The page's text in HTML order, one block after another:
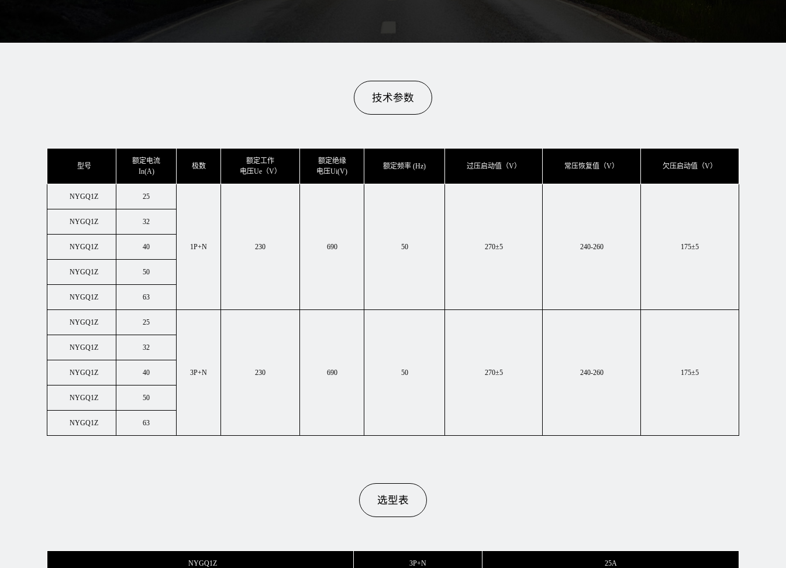
技术参数
型号
额定电流
In(A)
极数
额定工作
电压Ue（V）
额定绝缘
电压Ui(V)
额定频率 (Hz) 过压启动值（V） 常压恢复值（V） 欠压启动值（V）
NYGQ1Z 25
1P+N 230 690 50 270±5 240-260 175±5
NYGQ1Z 32
NYGQ1Z 40
NYGQ1Z 50
NYGQ1Z 63
NYGQ1Z 25
3P+N 230 690 50 270±5 240-260 175±5
NYGQ1Z 32
NYGQ1Z 40
NYGQ1Z 50
NYGQ1Z 63
选型表
NYGQ1Z 3P+N 25A